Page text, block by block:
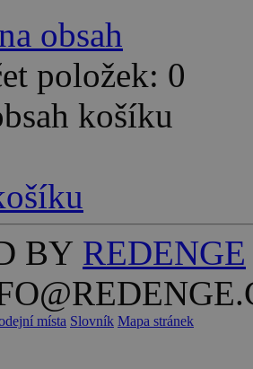
obsah
položek: 0
košíku
BY REDENGE
místa Slovník Mapa stránek